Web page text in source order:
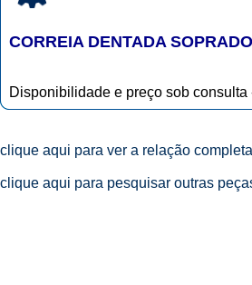
CORREIA DENTADA
Disponibilidade e preço sob consulta
clique aqui para ver a relação
clique aqui para pesquisar outras